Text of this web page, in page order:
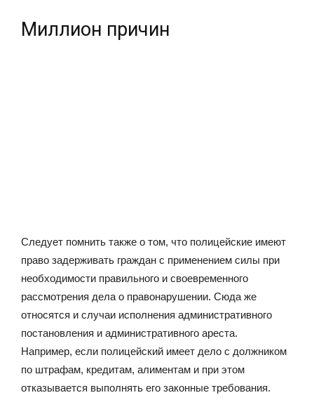
Миллион причин
Следует помнить также о том, что полицейские имеют
право задерживать граждан с применением силы при
необходимости правильного и своевременного
рассмотрения дела о правонарушении. Сюда же
относятся и случаи исполнения административного
постановления и административного ареста.
Например, если полицейский имеет дело с должником
по штрафам, кредитам, алиментам и при этом
отказывается выполнять его законные требования.